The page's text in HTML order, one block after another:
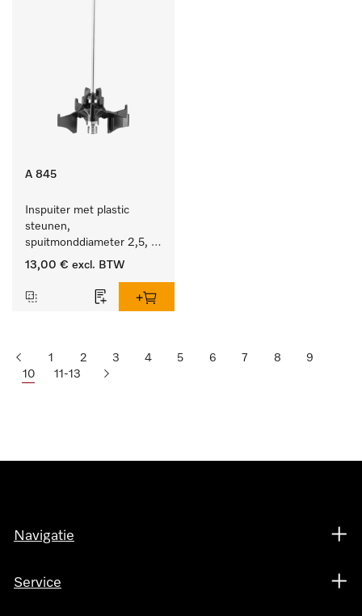
A 845
Inspuiter met plastic
steunen,
spuitmonddiameter 2,5,
lengte 125 mm, 1 stuk.
13,00 € excl. BTW
1 2 3 4 5 6 7 8
9
10
11-13
Navigatie
Service